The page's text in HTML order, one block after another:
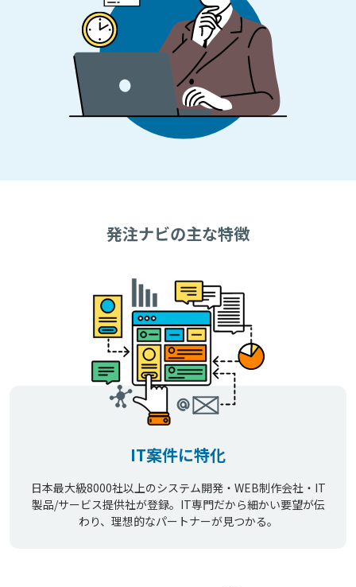
発注ナビの主な特徴
IT案件に特化
日本最大級8000社以上のシステム開発・WEB制作会社・IT
製品/サービス提供社が登録。IT専門だから細かい要望が伝
わり、理想的なパートナーが見つかる。